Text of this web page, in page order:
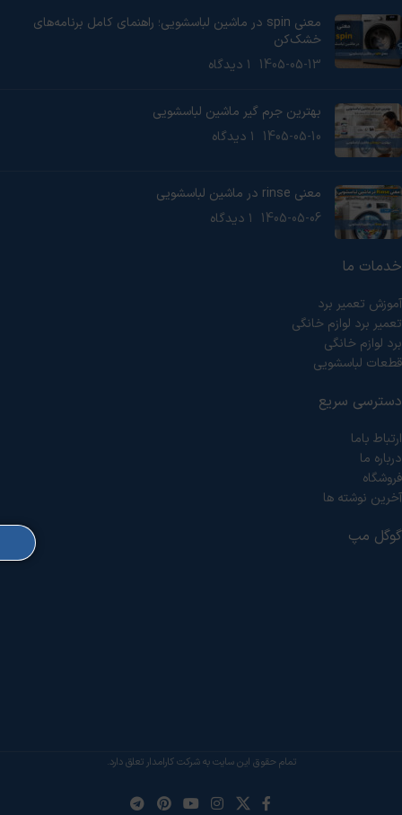
معنی spin در ماشین لباسشویی؛ راهنمای کامل برنامه‌های
خشک‌کن
1405-05-13 ۱ دیدگاه
بهترین جرم گیر ماشین لباسشویی
1405-05-10 ۱ دیدگاه
معنی rinse در ماشین لباسشویی
1405-05-06 ۱ دیدگاه
خدمات ما
آموزش تعمیر برد
تعمیر برد لوازم خانگی
برد لوازم خانگی
قطعات لباسشویی
دسترسی سریع
ارتباط باما
درباره ما
فروشگاه
آخرین نوشته ها
گوگل مپ
تمام حقوق این سایت به شرکت کارامدار تعلق دارد.